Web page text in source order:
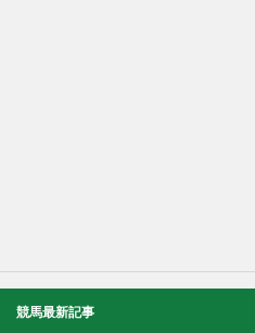
競馬最新記事